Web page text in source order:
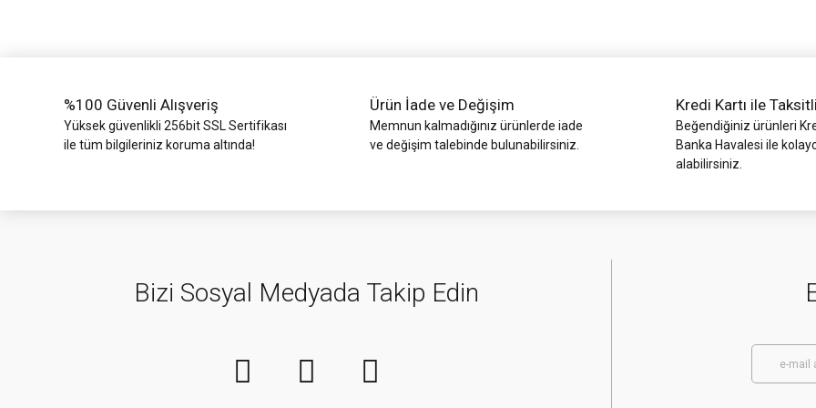
%100 Güvenli Alışveriş
Yüksek güvenlikli 256bit SSL Sertifikası
ile tüm bilgileriniz koruma altında!
Ürün İade ve Değişim
Memnun kalmadığınız ürünlerde iade
ve değişim talebinde bulunabilirsiniz.
Kredi Kartı ile
Beğendiğiniz ürünleri
Banka Havalesi ile
alabilirsiniz.
Bizi Sosyal Medyada Takip Edin